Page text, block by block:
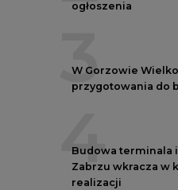
ogłoszenia
3
W Gorzowie
przygotowania do
4
Budowa terminala
Zabrzu wkracza w
realizacji